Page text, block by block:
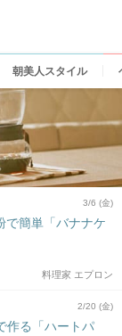
朝美人スタイル
3/6 (金)
で簡単「バナナケ
料理家 エプロン
2/20 (金)
作る「ハートパ